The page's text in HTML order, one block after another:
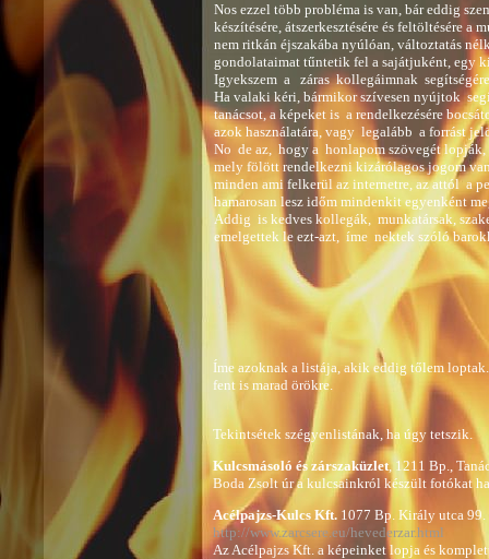
Nos ezzel több probléma is van, bár eddig
készítésére, átszerkesztésére és feltöltésére a
nem ritkán éjszakába nyúlóan, változtatás
gondolataimat tűntetik fel a sajátjuként, egy
Igyekszem  a   záras  kollegáimnak
Ha valaki kéri, bármikor szívesen nyújtok
tanácsot, a képeket is  a rendelkezésére
azok használatára, vagy  legalább  a forrást
No  de az,  hogy a  honlapom szövegét
mely fölött rendelkezni kizárólagos jogom
minden ami felkerül az internetre, az attól  a
hamarosan lesz időm mindenkit egyenként
Addig  is kedves kollegák,  munkatársak,
emelgettek le ezt-azt,  íme  nektek szóló
Íme azoknak a listája, akik eddig tőlem
fent is marad örökre.
Tekintsétek szégyenlistának, ha úgy tetszik.
Kulcsmásoló és zárszaküzlet, 1211 Bp.,
Boda Zsolt úr a kulcsainkról készült fotókat
Acélpajzs-Kulcs Kft. 1077 Bp. Király utca
http://www.zarcsere.eu/hevederzar.html
Az Acélpajzs Kft. a képeinket lopja és